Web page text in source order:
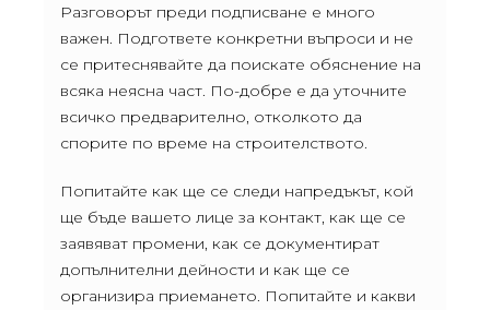
Разговорът преди подписване е много
важен. Подгответе конкретни въпроси и не
се притеснявайте да поискате обяснение на
всяка неясна част. По-добре е да уточните
всичко предварително, отколкото да
спорите по време на строителството.
Попитайте как ще се следи напредъкът, кой
ще бъде вашето лице за контакт, как ще се
заявяват промени, как се документират
допълнителни дейности и как ще се
организира приемането. Попитайте и какви